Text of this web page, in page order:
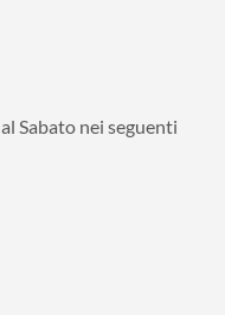
Sabato nei seguenti